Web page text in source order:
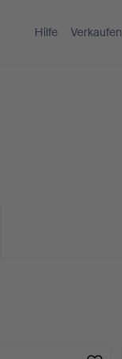
Hilfe Verkaufen